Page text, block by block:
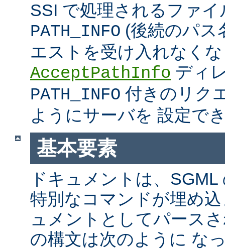
SSI で処理されるファ
PATH_INFO (後続のパス
エストを受け入れなく
AcceptPathInfo ディ
PATH_INFO 付きのリク
ようにサーバを 設定で
基本要素
ドキュメントは、
特別なコマンドが埋め
ュメントとしてパース
の構文は次のように な